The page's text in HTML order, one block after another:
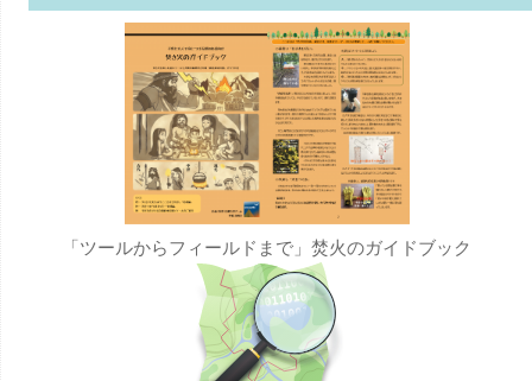
「ツールからフィールドまで」焚火のガイドブック